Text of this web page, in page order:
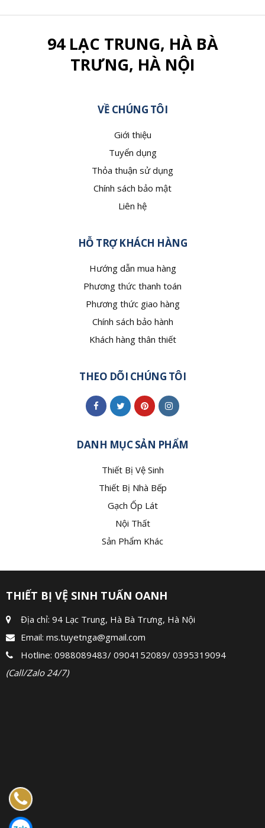
94 LẠC TRUNG, HÀ BÀ
TRƯNG, HÀ NỘI
VỀ CHÚNG TÔI
Giới thiệu
Tuyển dụng
Thỏa thuận sử dụng
Chính sách bảo mật
Liên hệ
HỖ TRỢ KHÁCH HÀNG
Hướng dẫn mua hàng
Phương thức thanh toán
Phương thức giao hàng
Chính sách bảo hành
Khách hàng thân thiết
THEO DÕI CHÚNG TÔI
DANH MỤC SẢN PHẨM
Thiết Bị Vệ Sinh
Thiết Bị Nhà Bếp
Gạch Ốp Lát
Nội Thất
Sản Phẩm Khác
THIẾT BỊ VỆ SINH TUẤN OANH
Địa chỉ: 94 Lạc Trung, Hà Bà Trưng, Hà Nội
Email: ms.tuyetnga@gmail.com
Hotline: 0988089483/ 0904152089/ 0395319094
(Call/Zalo 24/7)